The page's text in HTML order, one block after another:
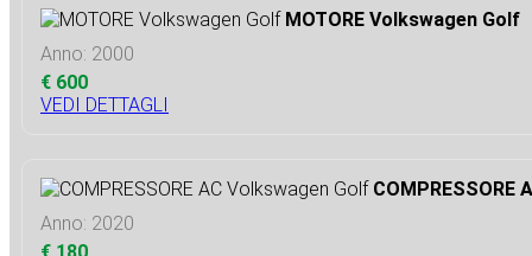
MOTORE Volkswagen Golf
Anno: 2000
€ 600
VEDI DETTAGLI
COMPRESSORE
Anno: 2020